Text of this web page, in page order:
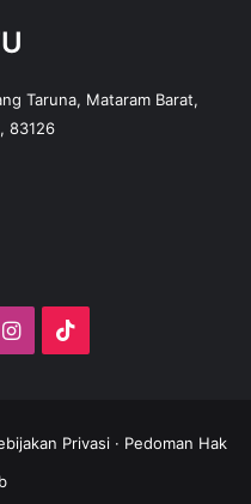
Taruna, Mataram Barat,
83126
Instagram
Privasi · Pedoman Hak